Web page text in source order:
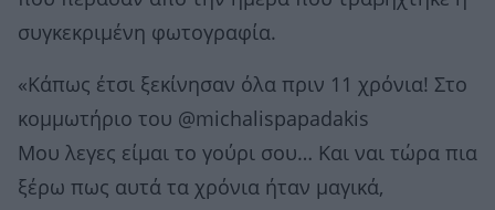
συγκεκριμένη φωτογραφία.
«Κάπως έτσι ξεκίνησαν όλα πριν 11 χρόνια! Στο
κομμωτήριο του @michalispapadakis
Μου λεγες είμαι το γούρι σου… Kαι ναι τώρα πια
ξέρω πως αυτά τα χρόνια ήταν μαγικά,